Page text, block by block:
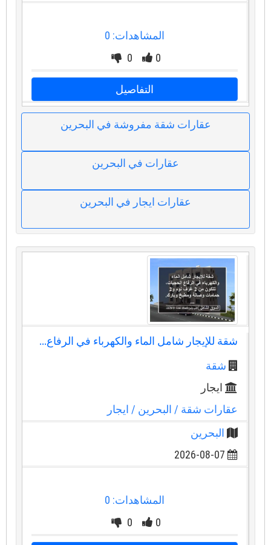
المشاهدات: 0
0
0
التفاصيل
عقارات شقة مفروشة في البحرين
عقارات في البحرين
عقارات ايجار في البحرين
شقة للإيجار شامل الماء والكهرباء في الرفاع...
شقة
ايجار
عقارات شقة / البحرين/ ايجار
البحرين
2026-08-07
المشاهدات: 0
0
0